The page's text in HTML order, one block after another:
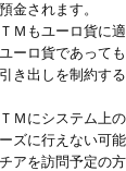
金されます。
Ｍもユーロ貨に
ーロ貨であって
き出しを制約す
Ｍにシステム上
ズに行えない可
アを訪問予定の